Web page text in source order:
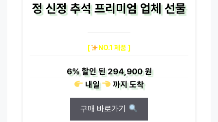
정 신정 추석 프리미엄 업체 선물
[ NO.1 제품 ]
6%할인 된294,900 원
내일
까지도착
구매 바로가기